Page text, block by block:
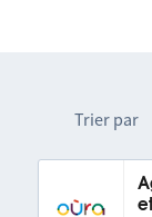
Trier par